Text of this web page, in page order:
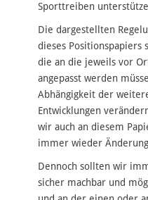
Sporttreiben
Die dargestellten
dieses Positionspapiers
die an die jeweils vor
angepasst werden
Abhängigkeit der
Entwicklungen
wir auch an diesem
immer wieder
Dennoch sollten wir
sicher machbar und